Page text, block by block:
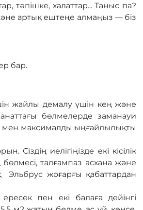
тәпішке, халаттар... Таныс па?
артық ештеңе алмаңыз — біз
бар.
жайлы демалу үшін кең және
бөлмелерде заманауи
мен максималды ыңғайлылықты
иелігіңізде екі кісілік
талғампаз асхана және
Эльбрус жоғарғы қабаттардан
пен екі балаға дейінгі